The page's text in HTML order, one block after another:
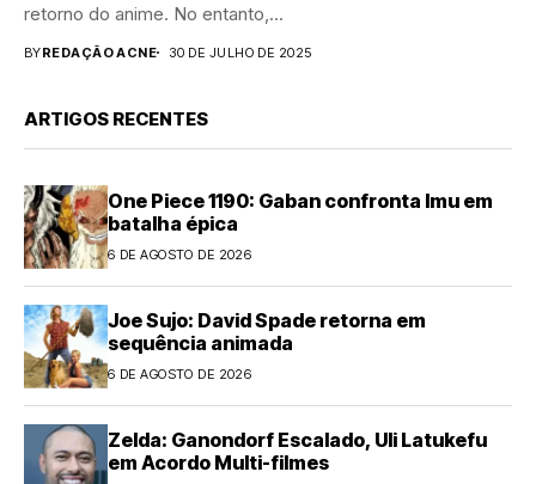
retorno do anime. No entanto,...
BYREDAÇÃO ACNE 30 DE JULHO DE 2025
ARTIGOS RECENTES
One Piece 1190: Gaban confronta Imu em
batalha épica
6 DE AGOSTO DE 2026
Joe Sujo: David Spade retorna em
sequência animada
6 DE AGOSTO DE 2026
Zelda: Ganondorf Escalado, Uli Latukefu
em Acordo Multi-filmes